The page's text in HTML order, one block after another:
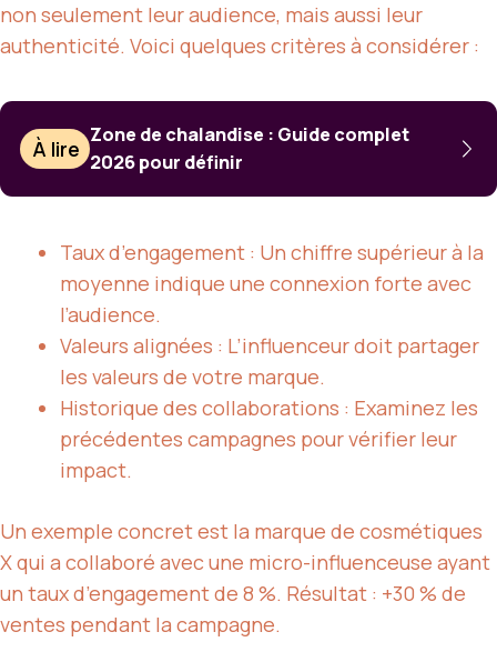
non seulement leur audience, mais aussi leur
authenticité. Voici quelques critères à considérer :
À lire
Zone de chalandise : Guide complet
2026 pour définir
Taux d’engagement : Un chiffre supérieur à la
moyenne indique une connexion forte avec
l’audience.
Valeurs alignées : L’influenceur doit partager
les valeurs de votre marque.
Historique des collaborations : Examinez les
précédentes campagnes pour vérifier leur
impact.
Un exemple concret est la marque de cosmétiques
X qui a collaboré avec une micro-influenceuse ayant
un taux d’engagement de 8 %. Résultat : +30 % de
ventes pendant la campagne.